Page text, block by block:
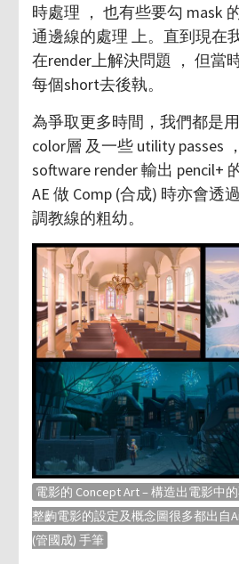
時處理 ， 也有些要勾 mask
通邊線的處理 上。直到現在
在render上解決問題 ， 但當
每個short去後執。
為爭取更多時間，我們都是
color層 及一些 utility passes
software render 輸出 pencil+
AE 做 Comp (合成) 時亦會透
調教線的粗幼。
電影的 Concept Art – 構造出電影中
整齣電影的設定及概念圖很多都出自
(管國成) 手筆